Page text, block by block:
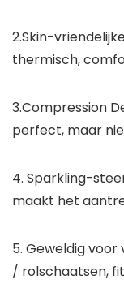
2.Skin-
thermisch,
3.Compression
perfect, maar
4. Sparkling-
maakt het
5. Geweldig voor
/ rolschaatsen,